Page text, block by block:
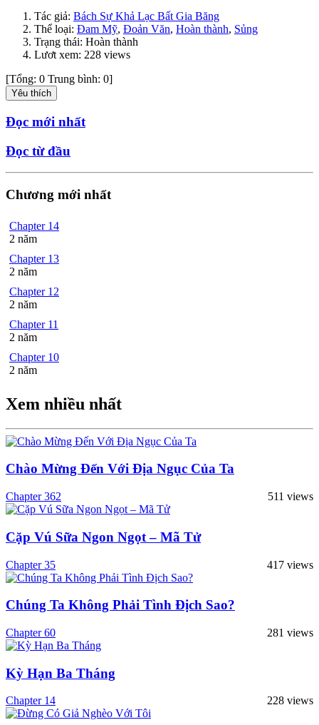
Tác giả: Bách Sự Khả Lạc Bất Gia Băng
Thể loại: Đam Mỹ, Đoản Văn, Hoàn thành, Sủng
Trạng thái: Hoàn thành
Lươt xem: 228 views
[Tổng: 0 Trung bình: 0]
Yêu thích
Đọc mới nhất
Đọc từ đầu
Chương mới nhất
Chapter 14
2 năm
Chapter 13
2 năm
Chapter 12
2 năm
Chapter 11
2 năm
Chapter 10
2 năm
Xem nhiều nhất
Chào Mừng Đến Với Địa Ngục Của Ta
511 views
Chapter 362
Cặp Vú Sữa Ngon Ngọt – Mã Tử
417 views
Chapter 35
Chúng Ta Không Phải Tình Địch Sao?
281 views
Chapter 60
Kỳ Hạn Ba Tháng
228 views
Chapter 14